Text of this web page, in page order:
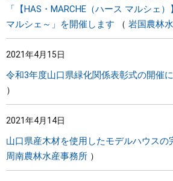
「【HAS・MARCHE（ハース マルシェ
マルシェ～」を開催します
岩国農林
2021年4月15日
令和3年度山口県緑化関係表彰式の開催
2021年4月14日
山口県産木材を使用したモデルハウスの
周南農林水産事務所